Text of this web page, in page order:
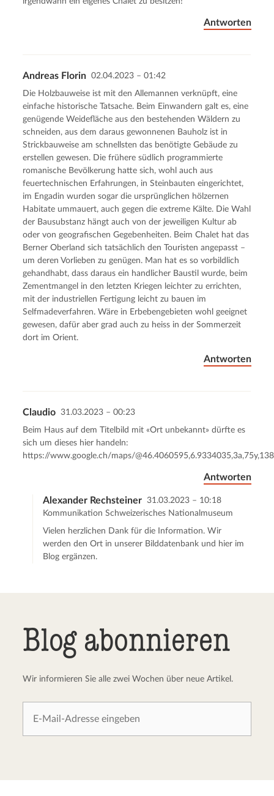
Antworten
Andreas Florin 02.04.2023 – 01:42
Die Holzbauweise ist mit den Allemannen verknüpft, eine
einfache historische Tatsache. Beim Einwandern galt es, eine
genügende Weidefläche aus den bestehenden Wäldern zu
schneiden, aus dem daraus gewonnenen Bauholz ist in
Strickbauweise am schnellsten das benötigte Gebäude zu
erstellen gewesen. Die frühere südlich programmierte
romanische Bevölkerung hatte sich, wohl auch aus
feuertechnischen Erfahrungen, in Steinbauten eingerichtet,
im Engadin wurden sogar die ursprünglichen hölzernen
Habitate ummauert, auch gegen die extreme Kälte. Die Wahl
der Bausubstanz hängt auch von der jeweiligen Kultur ab
oder von geografischen Gegebenheiten. Beim Chalet hat das
Berner Oberland sich tatsächlich den Touristen angepasst –
um deren Vorlieben zu genügen. Man hat es so vorbildlich
gehandhabt, dass daraus ein handlicher Baustil wurde, beim
Zementmangel in den letzten Kriegen leichter zu errichten,
mit der industriellen Fertigung leicht zu bauen im
Selfmadeverfahren. Wäre in Erbebengebieten wohl geeignet
gewesen, dafür aber grad auch zu heiss in der Sommerzeit
dort im Orient.
Antworten
Claudio 31.03.2023 – 00:23
Beim Haus auf dem Titelbild mit «Ort unbekannt» dürfte es
sich um dieses hier handeln:
https://www.google.ch/maps/
Antworten
Alexander Rechsteiner 31.03.2023 – 10:18
Kommunikation Schweizerisches Nationalmuseum
Vielen herzlichen Dank für die Information. Wir
werden den Ort in unserer Bilddatenbank und hier im
Blog ergänzen.
Blog abonnieren
Wir informieren Sie alle zwei Wochen über neue Artikel.